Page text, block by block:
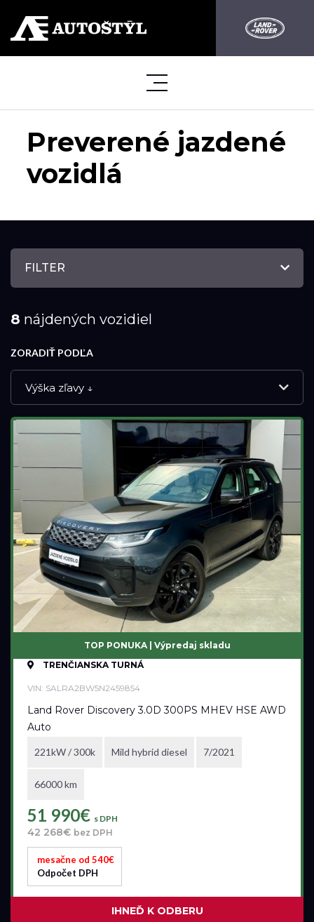
Preverené jazdené
vozidlá
FILTER
8 nájdených vozidiel
ZORADIŤ PODĽA
Výška zľavy ↓
NOVÉ VOZIDLÁ
APPROVED VOZIDLÁ
PREVERENÉ JAZDENÉ VOZIDLÁ
Značka
Model
všetky
Trenčianska Turná
Akciová ponuka
TOP PONUKA | Výpredaj skladu
TRENČIANSKA TURNÁ
VIN: SALRA2BW5N2459854
Land Rover Discovery 3.0D 300PS MHEV HSE AWD
Auto
221kW / 300k Mild hybrid diesel 7/2021
66000 km
51 990€ s DPH
42 268€ bez DPH
mesačne od 540€
Odpočet DPH
IHNEĎ K ODBERU